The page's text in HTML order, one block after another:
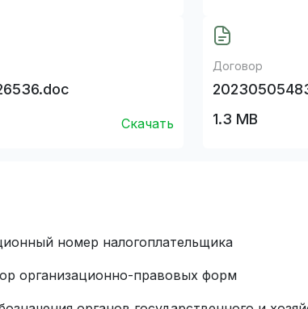
Скачать
Договор
1.3 MB
номер налогоплательщика
организационно-правовых форм